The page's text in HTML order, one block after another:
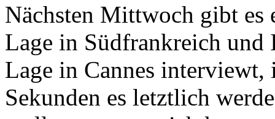
Nächsten Mittwoch gibt
Lage in Südfrankreich
Lage in Cannes
Sekunden es letztlich